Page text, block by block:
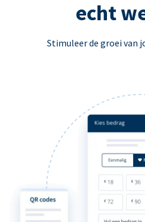
echt
Stimuleer de groei van